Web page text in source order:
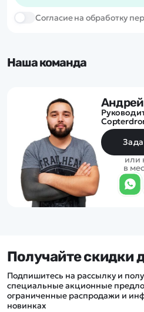
Cогласие на обработку
Наша команда
Андрей
или
в
Получайте скидки
Подпишитесь на рассылку и
специальные акционные
ограниченные распродажи и
новинках